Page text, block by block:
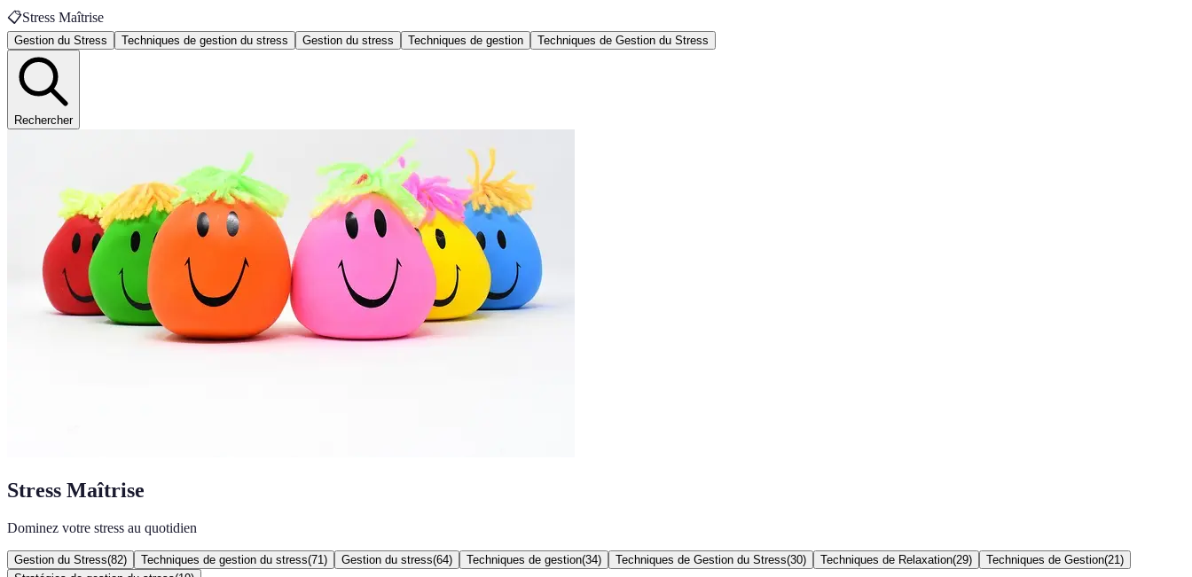
📋Stress Maîtrise
Gestion du Stress Techniques de gestion du stress Gestion du stress Techniques de gestion Techniques de Gestion du Stress
Rechercher
Stress Maîtrise
Dominez votre stress au quotidien
Gestion du Stress(82) Techniques de gestion du stress(71 ) Gestion du stress(64) Techniques de gestion(34) Techniques de Gestion du Stress(30) Techniques de Relaxation(29) Techniques de Gestion(21 )